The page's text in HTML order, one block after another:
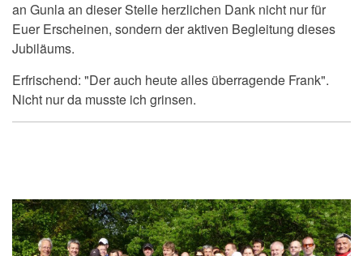
an Gunla an dieser Stelle herzlichen Dank nicht nur für
Euer Erscheinen, sondern der aktiven Begleitung dieses
Jubiläums.
Erfrischend: "Der auch heute alles überragende Frank".
Nicht nur da musste ich grinsen.